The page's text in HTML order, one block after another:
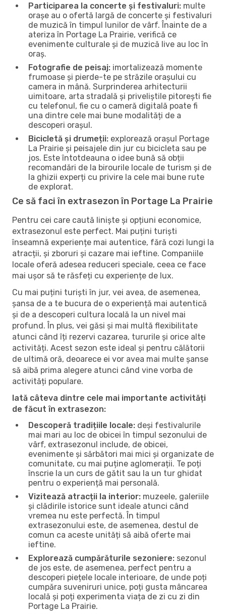
Participarea la concerte și festivaluri: multe
orașe au o ofertă largă de concerte și festivaluri
de muzică în timpul lunilor de vârf. Înainte de a
ateriza în Portage La Prairie, verifică ce
evenimente culturale și de muzică live au loc în
oraș.
Fotografie de peisaj: imortalizează momente
frumoase și pierde-te pe străzile orașului cu
camera in mână. Surprinderea arhitecturii
uimitoare, arta stradală și priveliștile pitorești fie
cu telefonul, fie cu o cameră digitală poate fi
una dintre cele mai bune modalități de a
descoperi orașul.
Bicicletă și drumeții: explorează orașul Portage
La Prairie și peisajele din jur cu bicicleta sau pe
jos. Este întotdeauna o idee bună să obții
recomandări de la birourile locale de turism și de
la ghizii experți cu privire la cele mai bune rute
de explorat.
Ce să faci în extrasezon în Portage La Prairie
Pentru cei care caută liniște și opțiuni economice,
extrasezonul este perfect. Mai puțini turiști
înseamnă experiențe mai autentice, fără cozi lungi la
atracții, și zboruri și cazare mai ieftine. Companiile
locale oferă adesea reduceri speciale, ceea ce face
mai ușor să te răsfeți cu experiențe de lux.
Cu mai puțini turiști în jur, vei avea, de asemenea,
șansa de a te bucura de o experiență mai autentică
și de a descoperi cultura locală la un nivel mai
profund. În plus, vei găsi și mai multă flexibilitate
atunci când îți rezervi cazarea, tururile și orice alte
activități. Acest sezon este ideal și pentru călătorii
de ultimă oră, deoarece ei vor avea mai multe șanse
să aibă prima alegere atunci când vine vorba de
activități populare.
Iată câteva dintre cele mai importante activități
de făcut în extrasezon:
Descoperă tradițiile locale: deși festivalurile
mai mari au loc de obicei în timpul sezonului de
vârf, extrasezonul include, de obicei,
evenimente și sărbători mai mici și organizate de
comunitate, cu mai puține aglomerații. Te poți
înscrie la un curs de gătit sau la un tur ghidat
pentru o experiență mai personală.
Vizitează atracții la interior: muzeele, galeriile
și clădirile istorice sunt ideale atunci când
vremea nu este perfectă. În timpul
extrasezonului este, de asemenea, destul de
comun ca aceste unități să aibă oferte mai
ieftine.
Explorează cumpărăturile sezoniere: sezonul
de jos este, de asemenea, perfect pentru a
descoperi piețele locale interioare, de unde poți
cumpăra suveniruri unice, poți gusta mâncarea
locală și poți experimenta viața de zi cu zi din
Portage La Prairie.